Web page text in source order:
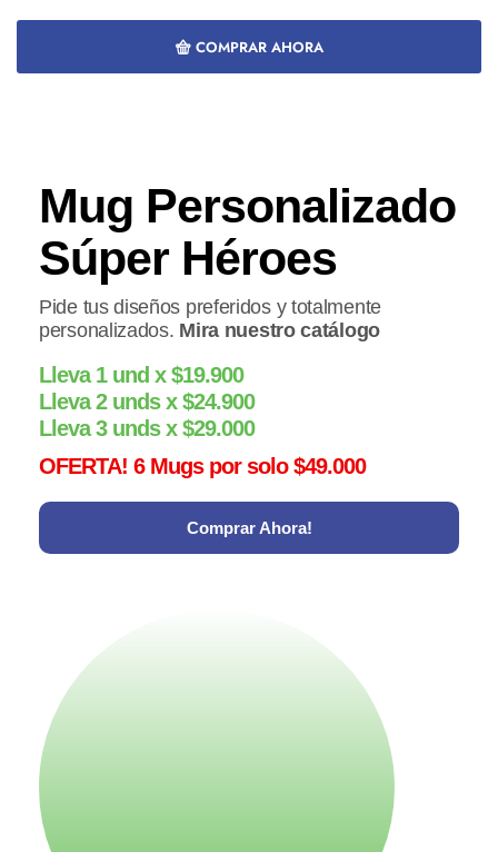
COMPRAR AHORA
Mug Personalizado
Súper Héroes
Pide tus diseños preferidos y totalmente
personalizados. Mira nuestro catálogo
Lleva 1 und x $19.900
Lleva 2 unds x $24.900
Lleva 3 unds x $29.000
OFERTA! 6 Mugs por solo $49.000
Comprar Ahora!